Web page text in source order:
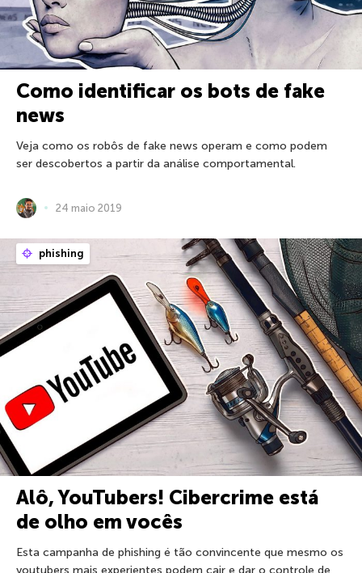
Como identificar os bots de fake
news
Veja como os robôs de fake news operam e como podem
ser descobertos a partir da análise comportamental.
24 maio 2019
phishing
Alô, YouTubers! Cibercrime está
de olho em vocês
Esta campanha de phishing é tão convincente que mesmo os